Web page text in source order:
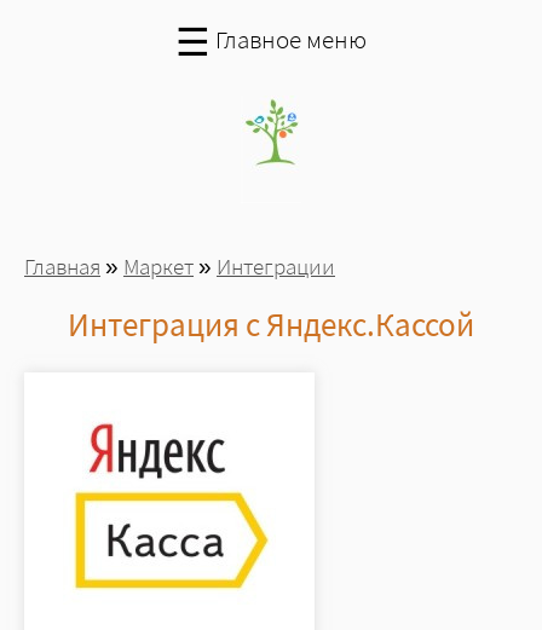
☰ Главное меню
Вы здесь
Главная » Маркет» Интеграции
Интеграция с Яндекс.Кассой